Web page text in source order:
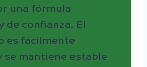
una fórmula
de confianza. El
es fácilmente
se mantiene estable